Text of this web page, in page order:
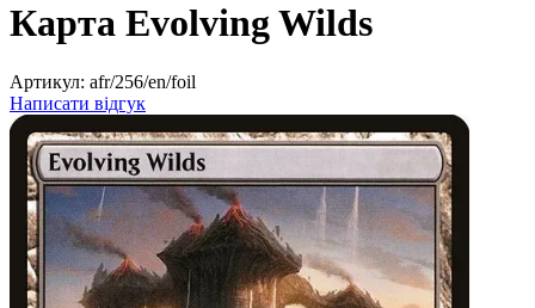
Карта Evolving Wilds
Артикул: afr/256/en/foil
Написати відгук